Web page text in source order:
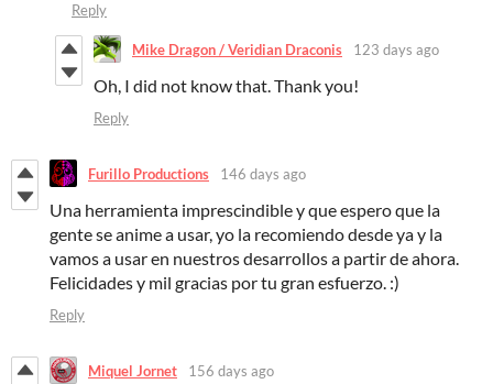
Reply
Mike Dragon / Veridian Draconis 123 days ago
Oh, I did not know that. Thank you!
Reply
Furillo Productions 146 days ago
Una herramienta imprescindible y que espero que la
gente se anime a usar, yo la recomiendo desde ya y la
vamos a usar en nuestros desarrollos a partir de ahora.
Felicidades y mil gracias por tu gran esfuerzo. :)
Reply
Miquel Jornet 156 days ago